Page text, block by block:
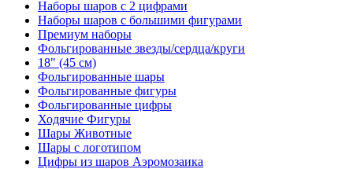
Наборы шаров с 2 цифрами
Наборы шаров с большими фигурами
Премиум наборы
Фольгированные звезды/сердца/круги
18" (45 см)
Фольгированные шары
Фольгированные фигуры
Фольгированные цифры
Ходячие Фигуры
Шары Животные
Шары с логотипом
Цифры из шаров Аэромозаика